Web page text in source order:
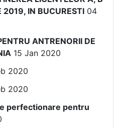
2019, IN BUCURESTI 04
ANTRENORII DE
15 Jan 2020
2020
2020
perfectionare pentru